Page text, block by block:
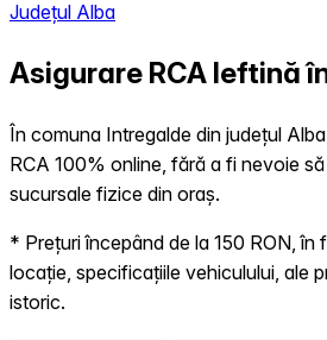
Județul Alba
Asigurare RCA Ieftină
În comuna Intregalde din județul
RCA 100% online, fără a fi nevoie
sucursale fizice din oraș.
* Prețuri începând de la 150 RON, în
locație, specificațiile vehiculului, ale
istoric.